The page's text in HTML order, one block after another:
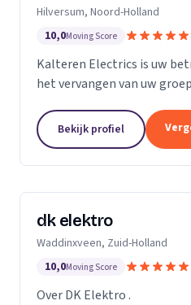
Hilversum, Noord-Holland
10,0Moving Score
Kalteren Electrics is uw
het vervangen van uw
benodigde diploma's en
om u...
Bekijk profiel
dk elektro
Waddinxveen, Zuid-Holland
10,0Moving Score
Over DK Elektro .